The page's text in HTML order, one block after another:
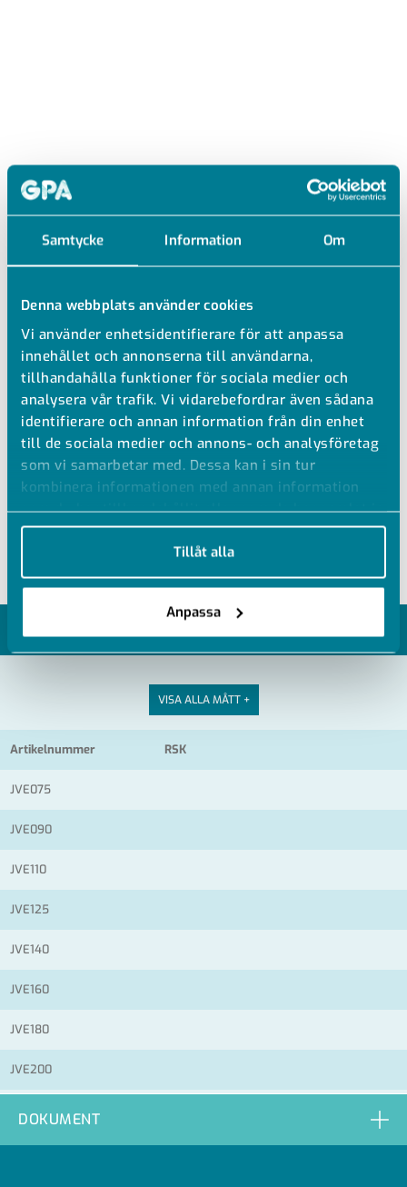
Samtycke Information Om
Denna webbplats använder cookies
Vi använder enhetsidentifierare för att anpassa
innehållet och annonserna till användarna,
tillhandahålla funktioner för sociala medier och
analysera vår trafik. Vi vidarebefordrar även sådana
identifierare och annan information från din enhet
till de sociala medier och annons- och analysföretag
som vi samarbetar med. Dessa kan i sin tur
kombinera informationen med annan information
som du har tillhandahållit eller som de har samlat in
när du har använt deras tjänster.
Tillåt alla
Anpassa
JVE
PE BÖJ 60°
PE100 Böj 60°
Muff i båda ändar
Tråd- och extrudersvetsning
VISA ALLA MÅTT +
Artikelnummer RSK
JVE075
JVE090
JVE110
JVE125
JVE140
JVE160
JVE180
JVE200
JVE250
DOKUMENT